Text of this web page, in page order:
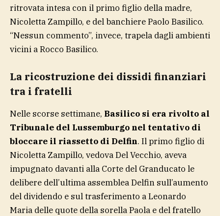
ritrovata intesa con il primo figlio della madre,
Nicoletta Zampillo, e del banchiere Paolo Basilico.
“Nessun commento”, invece, trapela dagli ambienti
vicini a Rocco Basilico.
La ricostruzione dei dissidi finanziari
tra i fratelli
Nelle scorse settimane, Basilico si era rivolto al
Tribunale del Lussemburgo nel tentativo di
bloccare il riassetto di Delfin. Il primo figlio di
Nicoletta Zampillo, vedova Del Vecchio, aveva
impugnato davanti alla Corte del Granducato le
delibere dell’ultima assemblea Delfin sull’aumento
del dividendo e sul trasferimento a Leonardo
Maria delle quote della sorella Paola e del fratello